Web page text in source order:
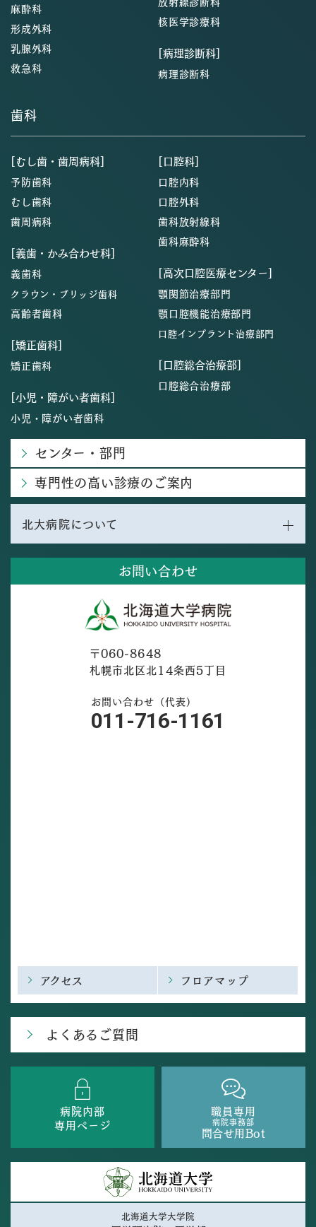
お問い合わせ
〒060-8648
札幌市北区北14条西5丁目
お問い合わせ（代表）
011-716-1161
アクセス フロアマップ
よくあるご質問
病院内部
専用ページ
職員専用
病院事務部
問合せ用Bot
北海道大学大学院
麻酔科
形成外科
乳腺外科
救急科
核医学診療科
[病理診断科]
病理診断科
歯科
[むし歯・歯周病科]
予防歯科
むし歯科
歯周病科
[義歯・かみ合わせ科]
義歯科
クラウン・ブリッジ歯科
高齢者歯科
[矯正歯科]
矯正歯科
[小児・障がい者歯科]
小児・障がい者歯科
[口腔科]
口腔内科
口腔外科
歯科放射線科
歯科麻酔科
[高次口腔医療センター]
顎関節治療部門
顎口腔機能治療部門
口腔インプラント治療部門
[口腔総合治療部]
口腔総合治療部
センター・部門
専門性の高い診療のご案内
北大病院について